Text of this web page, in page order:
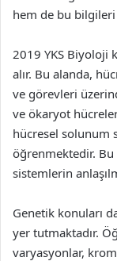
hem de bu
2019 YKS Biyoloji
alır. Bu alanda,
ve görevleri
ve ökaryot
hücresel solunum
öğrenmektedir.
sistemlerin
Genetik konuları
yer tutmaktadır.
varyasyonlar,